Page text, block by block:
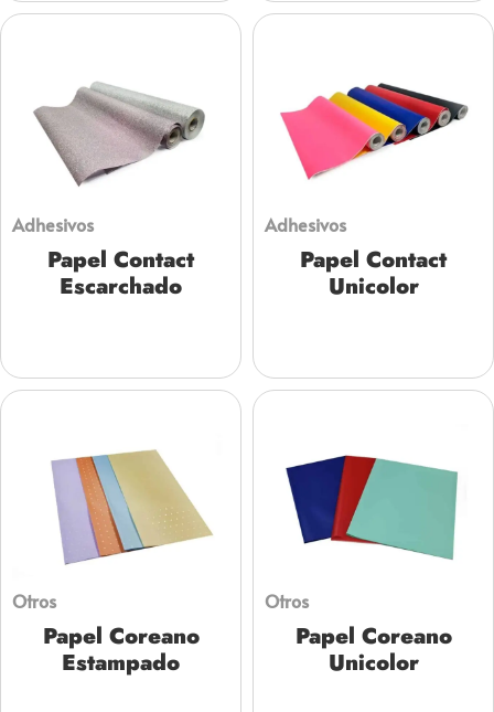
Adhesivos
Papel Contact
Escarchado
Adhesivos
Papel Contact
Unicolor
Otros
Papel Coreano
Estampado
Otros
Papel Coreano
Unicolor